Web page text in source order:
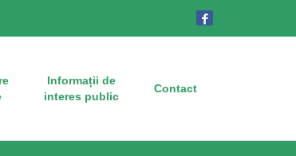
Informații de
interes public
Contact